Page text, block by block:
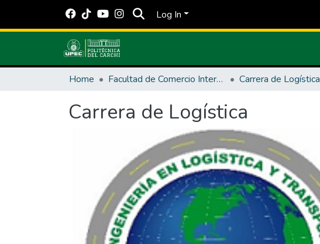
Log In
Home Facultad de Comercio Internacional, Integración, Administración y Economía Empresarial Carrera de Logística
Carrera de Logística